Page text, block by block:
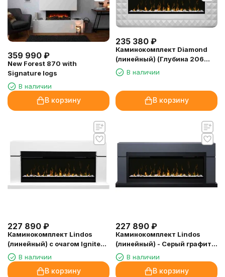
359 990 ₽
New Forest 870 with
Signature logs
В наличии
В корзину
235 380 ₽
Каминокомплект Diamond
(линейный) (Глубина 206
мм) с очагом Ignite XLF50
В наличии
В корзину
227 890 ₽
Каминокомплект Lindos
(линейный) с очагом Ignite
XLF50В наличии
В корзину
227 890 ₽
Каминокомплект Lindos
(линейный) - Серый графит с
очагом Ignite XLF50
В наличии
В корзину